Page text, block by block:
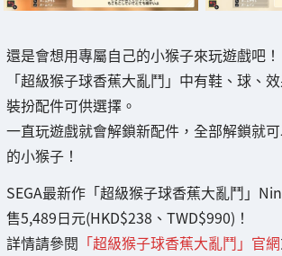
還是會想用專屬自己的小猴子來玩遊戲吧！
「超級猴子球香蕉大亂鬥」中有鞋、球、
裝扮配件可供選擇。
一直玩遊戲就會解鎖新配件，全部解鎖就
的小猴子！
SEGA最新作「超級猴子球香蕉大亂鬥」
售5,489日元(HKD$238、TWD$990)！
詳情請參閱 「超級猴子球香蕉大亂鬥」官網